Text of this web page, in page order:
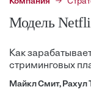
Модель
Как
стриминговых
Майкл Смит, Рахул